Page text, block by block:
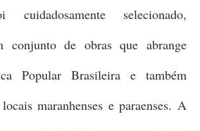
selecionado,
conjunto de obras que abrange
Popular Brasileira e também
maranhenses e paraenses. A